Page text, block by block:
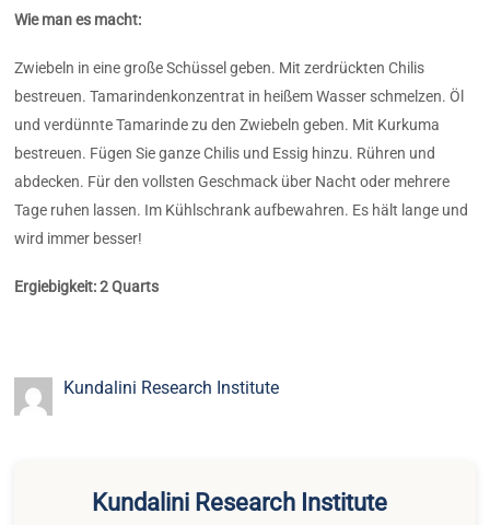
Wie man es macht:
Zwiebeln in eine große Schüssel geben. Mit zerdrückten Chilis
bestreuen. Tamarindenkonzentrat in heißem Wasser schmelzen. Öl
und verdünnte Tamarinde zu den Zwiebeln geben. Mit Kurkuma
bestreuen. Fügen Sie ganze Chilis und Essig hinzu. Rühren und
abdecken. Für den vollsten Geschmack über Nacht oder mehrere
Tage ruhen lassen. Im Kühlschrank aufbewahren. Es hält lange und
wird immer besser!
Ergiebigkeit: 2 Quarts
Kundalini Research Institute
Kundalini Research Institute